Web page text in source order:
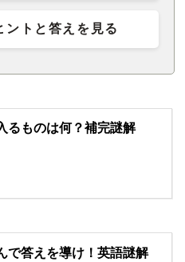
ントと答えを見る
るものは何？補完謎解
で答えを導け！英語謎解